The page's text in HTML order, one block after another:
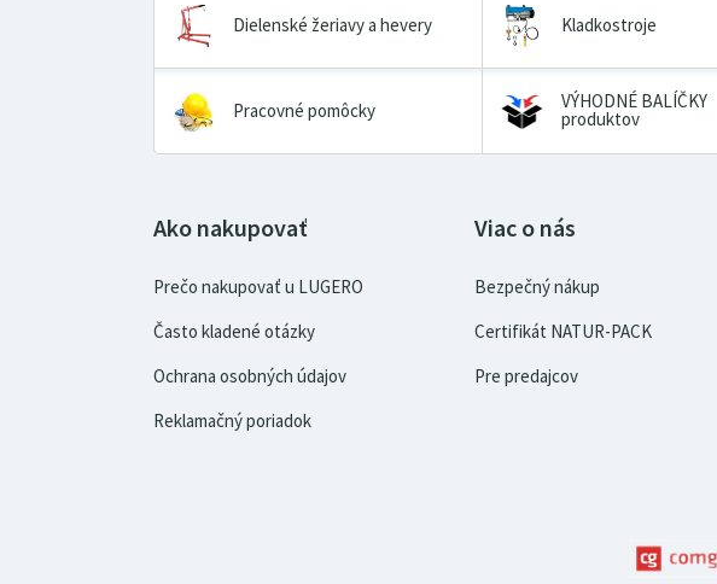
Dielenské žeriavy a hevery Kladkostroje
Pracovné pomôcky VÝHODNÉ BALÍČKY
produktov
Ako nakupovať
Prečo nakupovať u LUGERO
Často kladené otázky
Ochrana osobných údajov
Reklamačný poriadok
Viac o nás
Bezpečný nákup
Certifikát NATUR-PACK
Pre predajcov